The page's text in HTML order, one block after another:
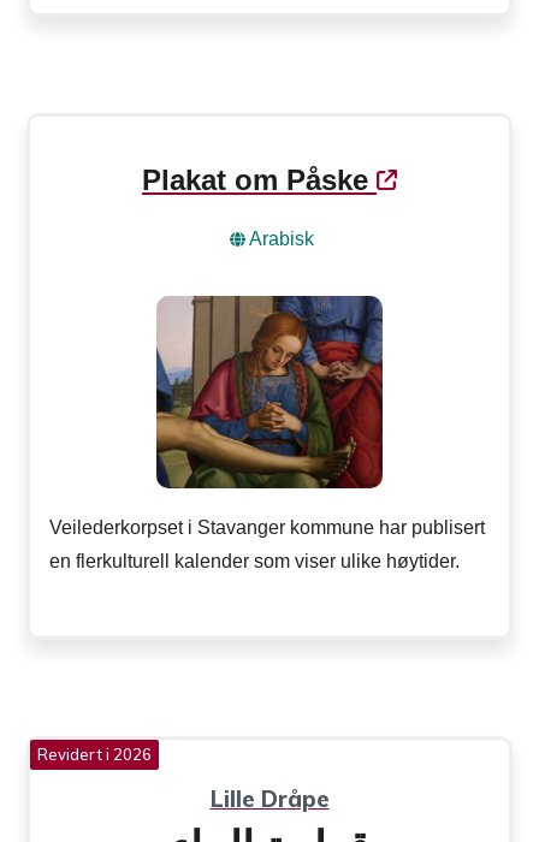
Plakat om Påske
Arabisk
Veilederkorpset i Stavanger kommune har publisert
en flerkulturell kalender som viser ulike høytider.
Lille Dråpe
Revidert i 2026